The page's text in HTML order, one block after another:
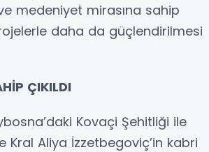
medeniyet mirasına sahip
daha da güçlendirilmesi
ÇIKILDI
Kovaçi Şehitliği ile
Kral Aliya İzzetbegoviç’in kabri